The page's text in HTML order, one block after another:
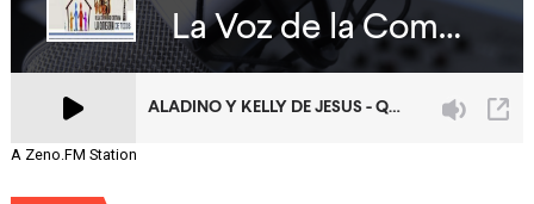
A Zeno.FM Station